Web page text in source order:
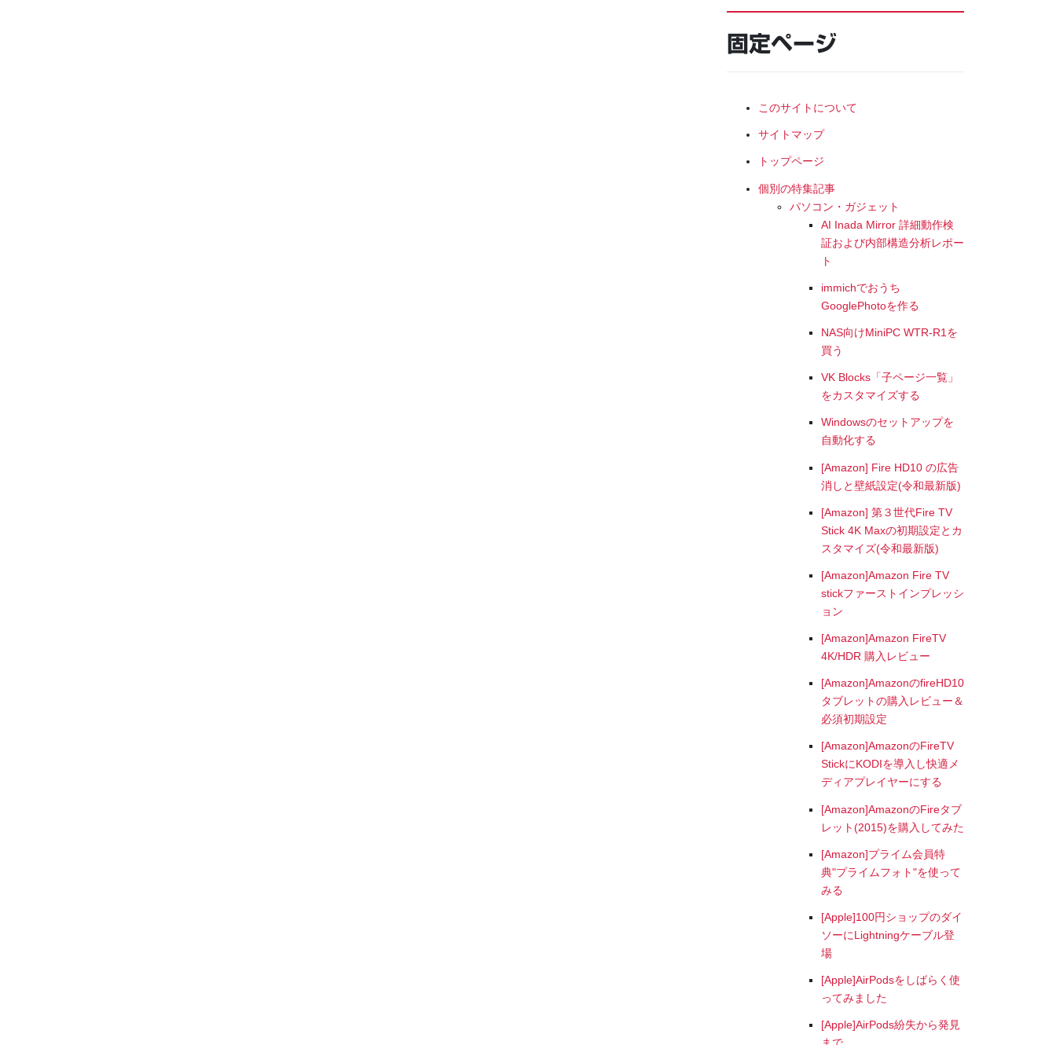
固定ページ
このサイトについて
サイトマップ
トップページ
個別の特集記事
パソコン・ガジェット
AI Inada Mirror 詳細動作検
証および内部構造分析レポー
ト
immichでおうち
GooglePhotoを作る
NAS向けMiniPC WTR-R1を
買う
VK Blocks「子ページ一覧」
をカスタマイズする
Windowsのセットアップを
自動化する
[Amazon] Fire HD10 の広告
消しと壁紙設定(令和最新版)
[Amazon] 第３世代Fire TV
Stick 4K Maxの初期設定とカ
スタマイズ(令和最新版)
[Amazon]Amazon Fire TV
stickファーストインプレッシ
ョン
[Amazon]Amazon FireTV
4K/HDR 購入レビュー
[Amazon]AmazonのfireHD10
タブレットの購入レビュー＆
必須初期設定
[Amazon]AmazonのFireTV
StickにKODIを導入し快適メ
ディアプレイヤーにする
[Amazon]AmazonのFireタブ
レット(2015)を購入してみた
[Amazon]プライム会員特
典"プライムフォト"を使って
みる
[Apple]100円ショップのダイ
ソーにLightningケーブル登
場
[Apple]AirPodsをしばらく使
ってみました
[Apple]AirPods紛失から発見